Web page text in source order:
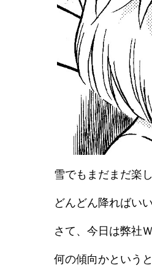
雪でもまだまだ楽
どんどん降ればい
さて、今日は弊社
何の傾向かという